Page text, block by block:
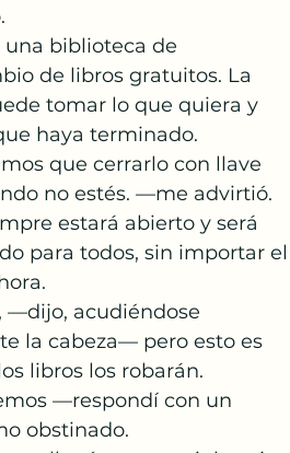
biblioteca de
de libros gratuitos. La
tomar lo que quiera y
haya terminado.
que cerrarlo con llave
no estés. —me advirtió.
estará abierto y será
para todos, sin importar el
—dijo, acudiéndose
la cabeza— pero esto es
libros los robarán.
—respondí con un
obstinado.